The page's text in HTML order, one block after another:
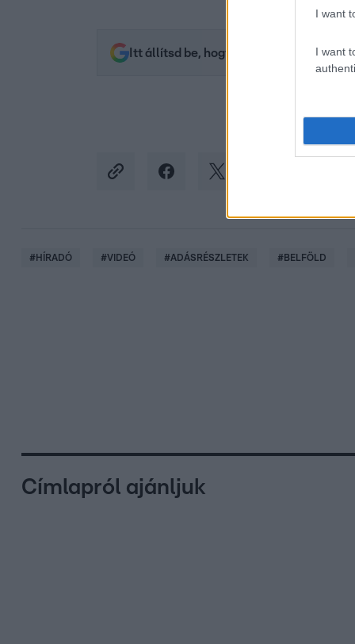
I want
I want
Itt állítsd be, hogy az RTL.hu az elsők
#HÍRADÓ #VIDEÓ #ADÁSRÉSZLETEK #BELFÖLD
Címlapról ajánljuk